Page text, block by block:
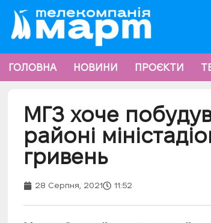
ГОЛОВНА НОВИНИ ПРОЄКТИ
МГЗ хоче
районі
гривень
28 Серпня, 2021 11:52